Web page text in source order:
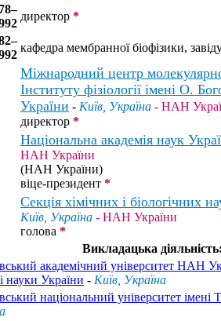
директор *
кафедра мембранної біофізики,
Міжнародний центр
Інституту фізіології імені О.
України - Київ, Україна - НАН
директор *
Національна академія наук
НАН України
(НАН України)
віце-президент *
Секція хімічних і біологічних
Київ, Україна - НАН України
голова *
Викладацька
академічний університет НАН
науки України - Київ, Україна
національний університет імені